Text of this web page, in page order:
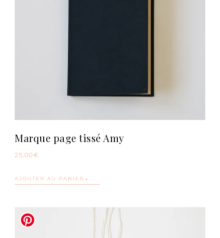
Marque page tissé Amy
25,00 €
AJOUTER AU PANIER